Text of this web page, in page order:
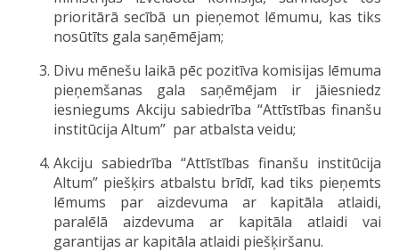
prioritārā secībā un pieņemot lēmumu, kas tiks
nosūtīts gala saņēmējam;
Divu mēnešu laikā pēc pozitīva komisijas lēmuma
pieņemšanas gala saņēmējam ir jāiesniedz
iesniegums Akciju sabiedrība “Attīstības finanšu
institūcija Altum” par atbalsta veidu;
Akciju sabiedrība “Attīstības finanšu institūcija
Altum” piešķirs atbalstu brīdī, kad tiks pieņemts
lēmums par aizdevuma ar kapitāla atlaidi,
paralēlā aizdevuma ar kapitāla atlaidi vai
garantijas ar kapitāla atlaidi piešķiršanu.